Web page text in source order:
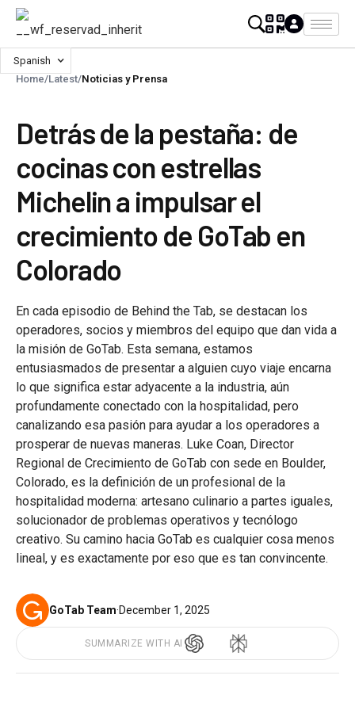
Spanish
Home/Latest/Noticias y Prensa
Detrás de la pestaña: de
cocinas con estrellas
Michelin a impulsar el
crecimiento de GoTab en
Colorado
En cada episodio de Behind the Tab, se destacan los
operadores, socios y miembros del equipo que dan vida a
la misión de GoTab. Esta semana, estamos
entusiasmados de presentar a alguien cuyo viaje encarna
lo que significa estar adyacente a la industria, aún
profundamente conectado con la hospitalidad, pero
canalizando esa pasión para ayudar a los operadores a
prosperar de nuevas maneras. Luke Coan, Director
Regional de Crecimiento de GoTab con sede en Boulder,
Colorado, es la definición de un profesional de la
hospitalidad moderna: artesano culinario a partes iguales,
solucionador de problemas operativos y tecnólogo
creativo. Su camino hacia GoTab es cualquier cosa menos
lineal, y es exactamente por eso que es tan convincente.
GoTab Team·December 1, 2025
SUMMARIZE WITH AI